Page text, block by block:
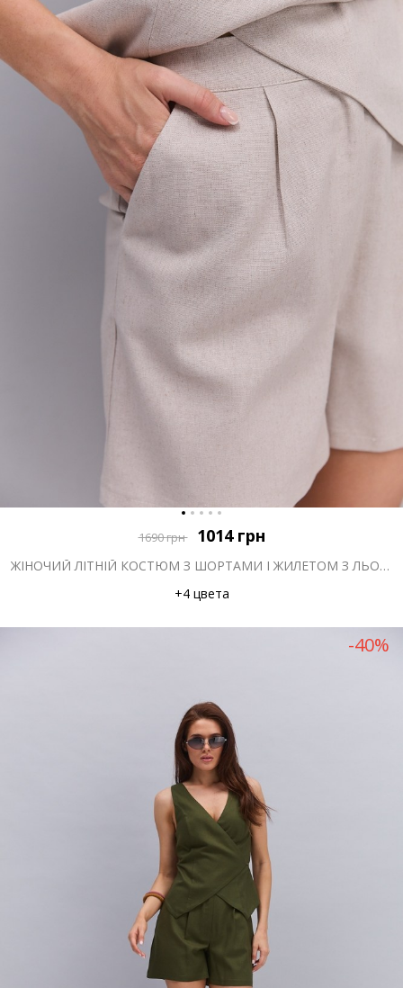
1690грн 1014 грн
ЖІНОЧИЙ ЛІТНІЙ КОСТЮМ З ШОРТАМИ І ЖИЛЕТОМ З ЛЬОНУ СВІТЛО-БЕЖЕВИЙ
+4 цвета
-40%